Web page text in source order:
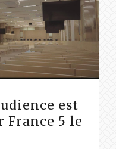
est
France 5 le